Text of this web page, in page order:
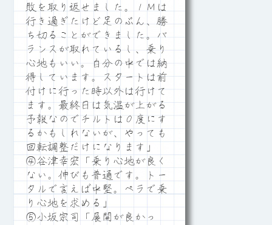
敗を取り返せました。１Ｍは
行き過ぎたけど足のぶん、勝
ち切ることができました。バ
ランスが取れているし、乗り
心地もいい。自分の中では納
得しています。スタートは前
付けに行った時以外は行けて
ます。最終日は気温が上がる
予報なのでチルトは０度にす
るかもしれないが、やっても
回転調整だけになります」
④谷津幸宏「乗り心地が良く
ない。伸びも普通です。トー
タルで言えば中堅。ペラで乗
り心地を求める」
⑤小坂宗司「展開が良かっ